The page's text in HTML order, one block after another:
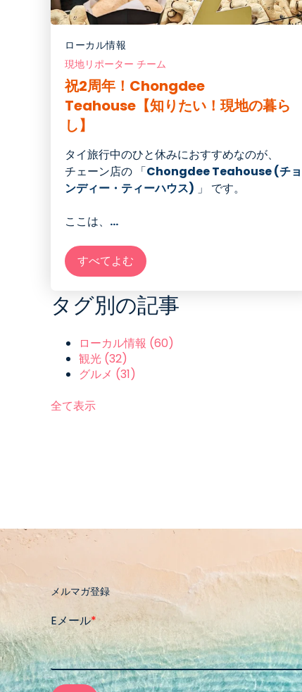
ローカル情報
現地リポーター チーム
祝2周年！Chongdee
Teahouse【知りたい！現地の暮ら
し】
タイ旅行中のひと休みにおすすめなのが、
チェーン店の 「Chongdee Teahouse (チョ
ンディー・ティーハウス) 」 です。
ここは、 ...
すべてよむ
タグ別の記事
ローカル情報 (60)
観光 (32)
グルメ (31)
全て表示
メルマガ登録
Eメール*